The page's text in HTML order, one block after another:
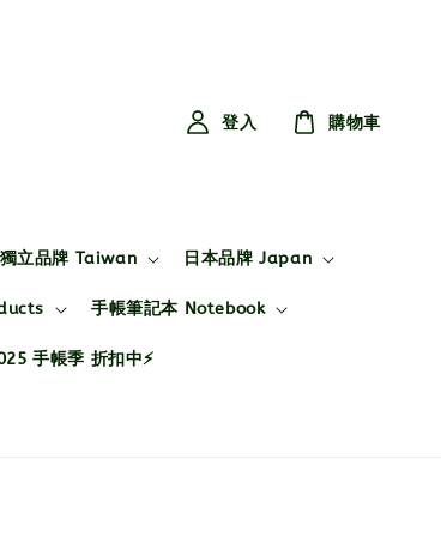
立品牌 Taiwan 日本品牌 Japan
手帳筆記本 Notebook
手帳季 折扣中⚡
登入 購物車